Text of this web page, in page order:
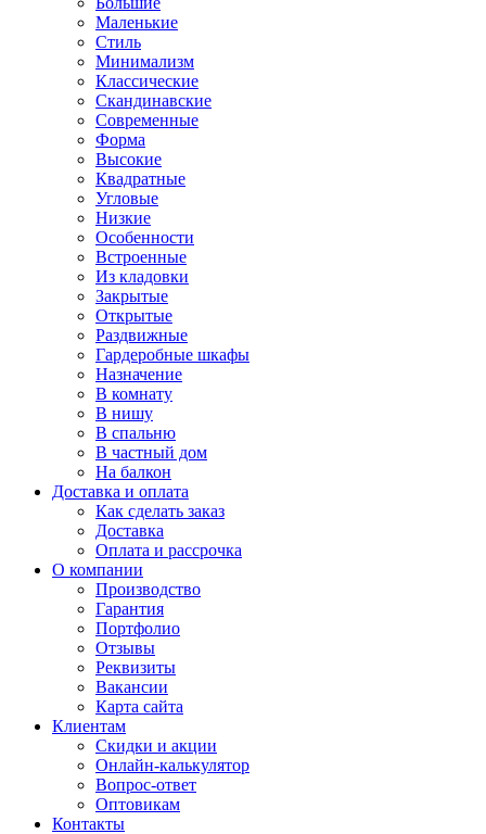
Маленькие
Стиль
Минимализм
Классические
Скандинавские
Современные
Форма
Высокие
Квадратные
Угловые
Низкие
Особенности
Встроенные
Из кладовки
Закрытые
Открытые
Раздвижные
Гардеробные шкафы
Назначение
В комнату
В нишу
В спальню
В частный дом
На балкон
Доставка и оплата
Как сделать заказ
Доставка
Оплата и рассрочка
О компании
Производство
Гарантия
Портфолио
Отзывы
Реквизиты
Вакансии
Карта сайта
Клиентам
Скидки и акции
Онлайн-калькулятор
Вопрос-ответ
Оптовикам
Контакты